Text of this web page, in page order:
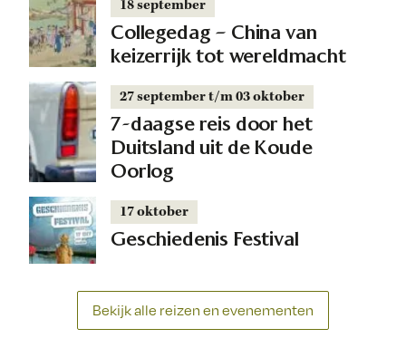
18 september
Collegedag – China van
keizerrijk tot wereldmacht
27 september t/m 03 oktober
7-daagse reis door het
Duitsland uit de Koude
Oorlog
17 oktober
Geschiedenis Festival
Bekijk alle reizen en evenementen